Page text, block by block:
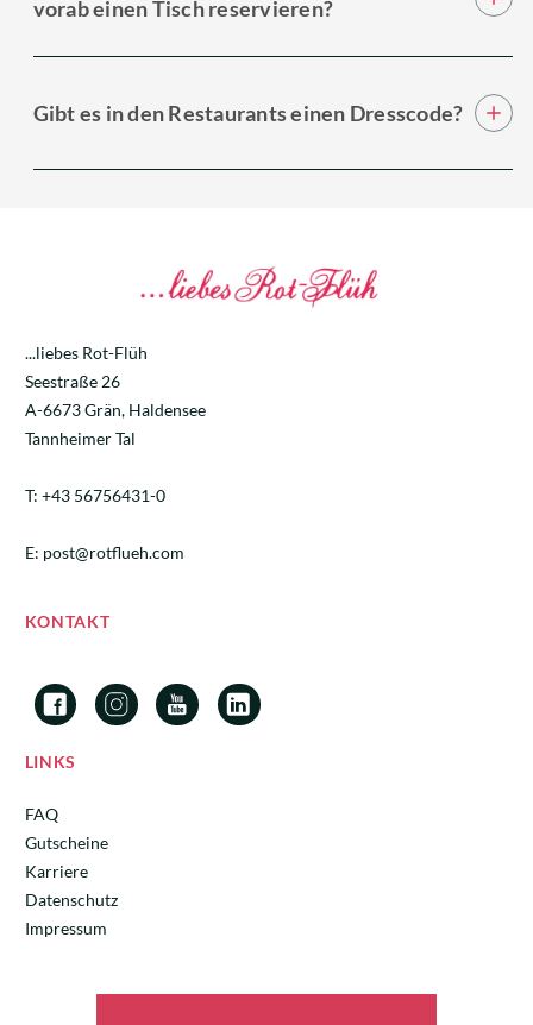
vorab einen Tisch reservieren?
Gibt es in den Restaurants einen Dresscode?
...liebes Rot-Flüh
Seestraße 26
A-6673 Grän, Haldensee
Tannheimer Tal
T: +43 56756431-0
E: post@rotflueh.com
KONTAKT
LINKS
FAQ
Gutscheine
Karriere
Datenschutz
Impressum